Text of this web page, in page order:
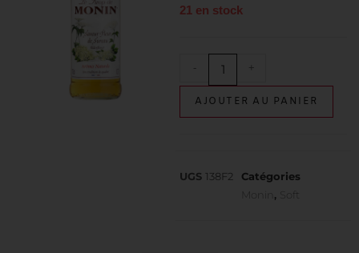
21 en stock
- +
AJOUTER AU PANIER
UGS 138F2
Catégories
, Soft